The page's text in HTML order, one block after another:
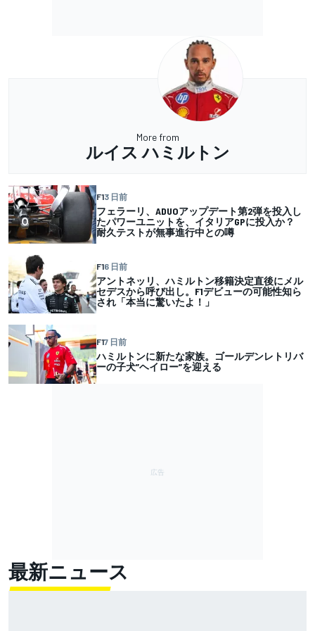
More from
ルイス ハミルトン
F13 日前
フェラーリ、ADUOアップデート第2弾を投入し
たパワーユニットを、イタリアGPに投入か？
耐久テストが無事進行中との噂
F16 日前
アントネッリ、ハミルトン移籍決定直後にメル
セデスから呼び出し。F1デビューの可能性知ら
され「本当に驚いたよ！」
F17 日前
ハミルトンに新たな家族。ゴールデンレトリバ
ーの子犬”ヘイロー”を迎える
最新ニュース